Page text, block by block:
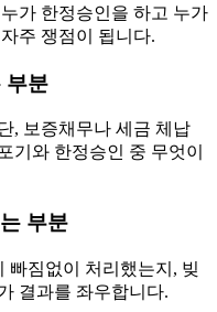
가 한정승인을 하고 누가
주 쟁점이 됩니다.
부분
, 보증채무나 세금 체납
기와 한정승인 중 무엇이
부분
빠짐없이 처리했는지, 빚
결과를 좌우합니다.